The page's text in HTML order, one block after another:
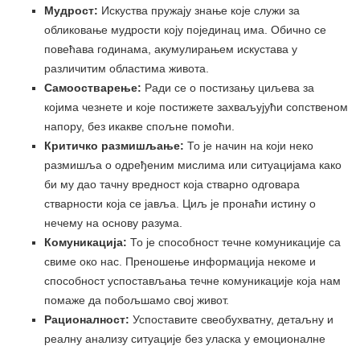
Мудрост: Искуства пружају знање које служи за
обликовање мудрости коју појединац има. Обично се
повећава годинама, акумулирањем искустава у
различитим областима живота.
Самоостварење: Ради се о постизању циљева за
којима чезнете и које постижете захваљујући сопственом
напору, без икакве спољне помоћи.
Критичко размишљање: То је начин на који неко
размишља о одређеним мислима или ситуацијама како
би му дао тачну вредност која стварно одговара
стварности која се јавља. Циљ је пронаћи истину о
нечему на основу разума.
Комуникација: То је способност течне комуникације са
свиме око нас. Преношење информација некоме и
способност успостављања течне комуникације која нам
помаже да побољшамо свој живот.
Рационалност: Успоставите свеобухватну, детаљну и
реалну анализу ситуације без уласка у емоционалне